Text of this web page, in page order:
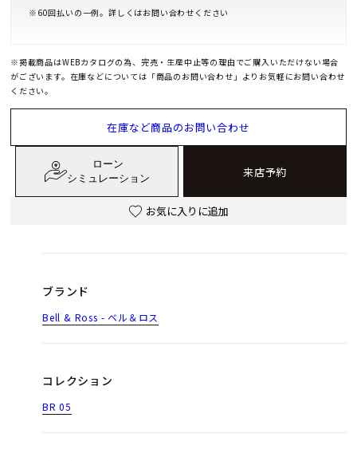
※ 60回払いの一例。詳しくはお問い合わせください
※掲載商品はWEBカタログの為、完売・生産中止等の理由でご購入いただけない場合
がございます。在庫などについては「商品のお問い合わせ」よりお気軽にお問い合わせ
ください。
在庫など商品のお問い合わせ
ローン
シミュレーション
来店予約
お気に入りに追加
ブランド
Bell & Ross - ベル＆ロス
コレクション
BR 05